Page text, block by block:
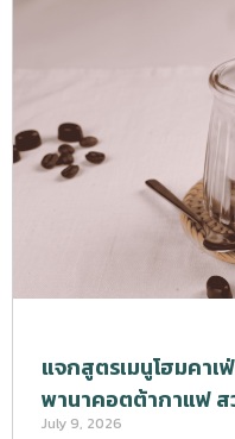
แจกสูตรเมนูโฮมคา
พานาคอตต้ากาแฟ ส
July 9, 2026